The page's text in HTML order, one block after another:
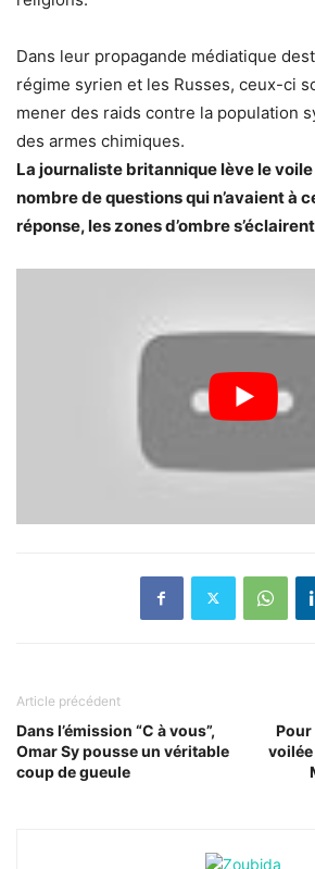
Dans leur propagande médiatique
régime syrien et les Russes, ceux-ci
mener des raids contre la population
des armes chimiques.
La journaliste britannique lève le
nombre de questions qui n’avaient à
réponse, les zones d’ombre
Article précédent
Dans l’émission “C à vous”,
Omar Sy pousse un véritable
coup de gueule
Pour
voilée